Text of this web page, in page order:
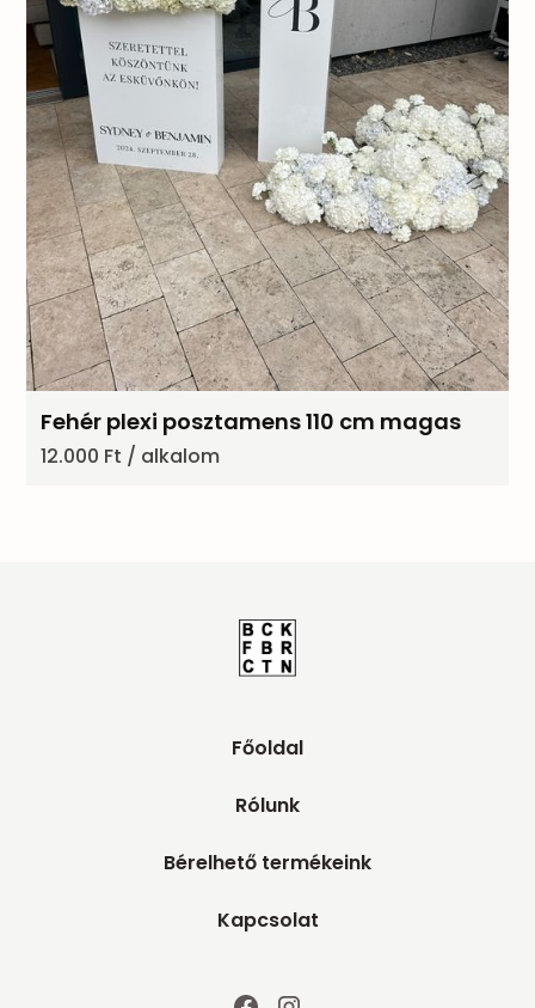
Fehér plexi posztamens 110 cm magas
12.000 Ft / alkalom
Főoldal
Rólunk
Bérelhető termékeink
Kapcsolat